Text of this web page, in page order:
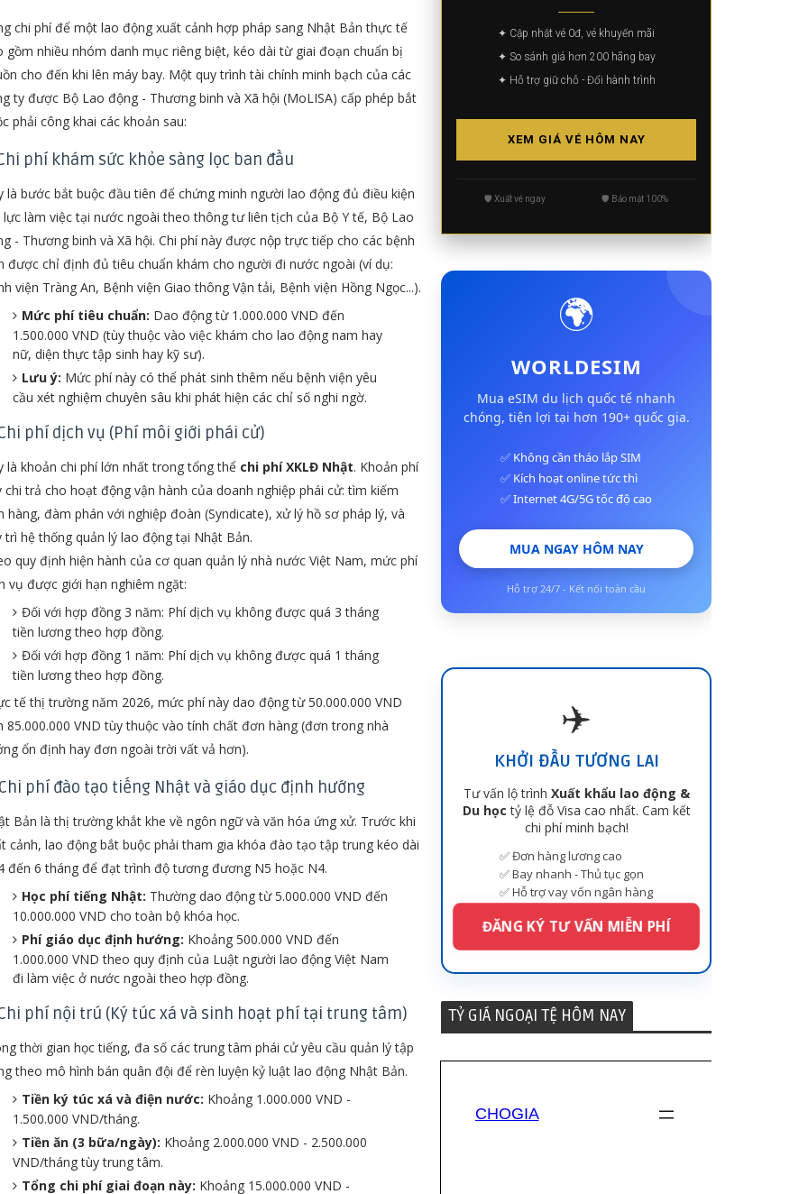
chi phí để một lao động xuất cảnh hợp pháp sang Nhật Bản thực tế
gồm nhiều nhóm danh mục riêng biệt, kéo dài từ giai đoạn chuẩn bị
cho đến khi lên máy bay. Một quy trình tài chính minh bạch của các
ty được Bộ Lao động - Thương binh và Xã hội (MoLISA) cấp phép bắt
phải công khai các khoản sau:
phí khám sức khỏe sàng lọc ban đầu
là bước bắt buộc đầu tiên để chứng minh người lao động đủ điều kiện
lực làm việc tại nước ngoài theo thông tư liên tịch của Bộ Y tế, Bộ Lao
- Thương binh và Xã hội. Chi phí này được nộp trực tiếp cho các bệnh
được chỉ định đủ tiêu chuẩn khám cho người đi nước ngoài (ví dụ:
viện Tràng An, Bệnh viện Giao thông Vận tải, Bệnh viện Hồng Ngọc...).
Mức phí tiêu chuẩn: Dao động từ 1.000.000 VND đến
1.500.000 VND (tùy thuộc vào việc khám cho lao động nam hay
nữ, diện thực tập sinh hay kỹ sư).
Lưu ý: Mức phí này có thể phát sinh thêm nếu bệnh viện yêu
cầu xét nghiệm chuyên sâu khi phát hiện các chỉ số nghi ngờ.
phí dịch vụ (Phí môi giới phái cử)
là khoản chi phí lớn nhất trong tổng thể chi phí XKLĐ Nhật. Khoản phí
chi trả cho hoạt động vận hành của doanh nghiệp phái cử: tìm kiếm
hàng, đàm phán với nghiệp đoàn (Syndicate), xử lý hồ sơ pháp lý, và
trì hệ thống quản lý lao động tại Nhật Bản.
quy định hiện hành của cơ quan quản lý nhà nước Việt Nam, mức phí
vụ được giới hạn nghiêm ngặt:
Đối với hợp đồng 3 năm: Phí dịch vụ không được quá 3 tháng
tiền lương theo hợp đồng.
Đối với hợp đồng 1 năm: Phí dịch vụ không được quá 1 tháng
tiền lương theo hợp đồng.
tế thị trường năm 2026, mức phí này dao động từ 50.000.000 VND
85.000.000 VND tùy thuộc vào tính chất đơn hàng (đơn trong nhà
ổn định hay đơn ngoài trời vất vả hơn).
phí đào tạo tiếng Nhật và giáo dục định hướng
Bản là thị trường khắt khe về ngôn ngữ và văn hóa ứng xử. Trước khi
cảnh, lao động bắt buộc phải tham gia khóa đào tạo tập trung kéo dài
đến 6 tháng để đạt trình độ tương đương N5 hoặc N4.
Học phí tiếng Nhật: Thường dao động từ 5.000.000 VND đến
10.000.000 VND cho toàn bộ khóa học.
Phí giáo dục định hướng: Khoảng 500.000 VND đến
1.000.000 VND theo quy định của Luật người lao động Việt Nam
đi làm việc ở nước ngoài theo hợp đồng.
phí nội trú (Ký túc xá và sinh hoạt phí tại trung tâm)
thời gian học tiếng, đa số các trung tâm phái cử yêu cầu quản lý tập
theo mô hình bán quân đội để rèn luyện kỷ luật lao động Nhật Bản.
Tiền ký túc xá và điện nước: Khoảng 1.000.000 VND -
1.500.000 VND/tháng.
Tiền ăn (3 bữa/ngày): Khoảng 2.000.000 VND - 2.500.000
VND/tháng tùy trung tâm.
Tổng chi phí giai đoạn này: Khoảng 15.000.000 VND -
✦ Cập nhật vé 0đ, vé khuyến mãi
✦ So sánh giá hơn 200 hãng bay
✦ Hỗ trợ giữ chỗ - Đổi hành trình
XEM GIÁ VÉ HÔM NAY
🛡️ Xuất vé ngay 🛡️ Bảo mật 100%
🌍
WORLDESIM
Mua eSIM du lịch quốc tế nhanh
chóng, tiện lợi tại hơn 190+ quốc gia.
✅ Không cần tháo lắp SIM
✅ Kích hoạt online tức thì
✅ Internet 4G/5G tốc độ cao
MUA NGAY HÔM NAY
Hỗ trợ 24/7 - Kết nối toàn cầu
✈️
KHỞI ĐẦU TƯƠNG LAI
Tư vấn lộ trình Xuất khẩu lao động &
Du học tỷ lệ đỗ Visa cao nhất. Cam kết
chi phí minh bạch!
✅ Đơn hàng lương cao
✅ Bay nhanh - Thủ tục gọn
✅ Hỗ trợ vay vốn ngân hàng
ĐĂNG KÝ TƯ VẤN MIỄN PHÍ
TỶ GIÁ NGOẠI TỆ HÔM NAY